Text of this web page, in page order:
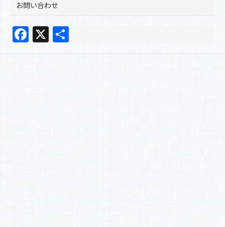
お問い合わせ
F
a
X
有